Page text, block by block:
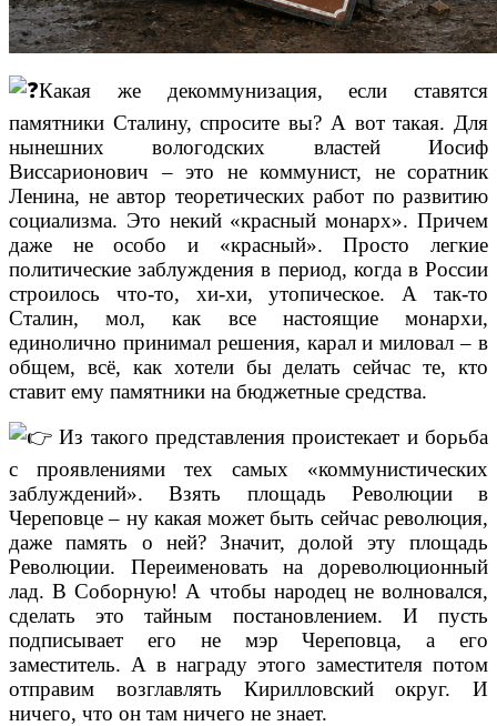
Какая же декоммунизация, если ставятся
памятники Сталину, спросите вы? А вот такая. Для
нынешних вологодских властей Иосиф
Виссарионович – это не коммунист, не соратник
Ленина, не автор теоретических работ по развитию
социализма. Это некий «красный монарх». Причем
даже не особо и «красный». Просто легкие
политические заблуждения в период, когда в России
строилось что-то, хи-хи, утопическое. А так-то
Сталин, мол, как все настоящие монархи,
единолично принимал решения, карал и миловал – в
общем, всё, как хотели бы делать сейчас те, кто
ставит ему памятники на бюджетные средства.
Из такого представления проистекает и борьба
с проявлениями тех самых «коммунистических
заблуждений». Взять площадь Революции в
Череповце – ну какая может быть сейчас революция,
даже память о ней? Значит, долой эту площадь
Революции. Переименовать на дореволюционный
лад. В Соборную! А чтобы народец не волновался,
сделать это тайным постановлением. И пусть
подписывает его не мэр Череповца, а его
заместитель. А в награду этого заместителя потом
отправим возглавлять Кирилловский округ. И
ничего, что он там ничего не знает.